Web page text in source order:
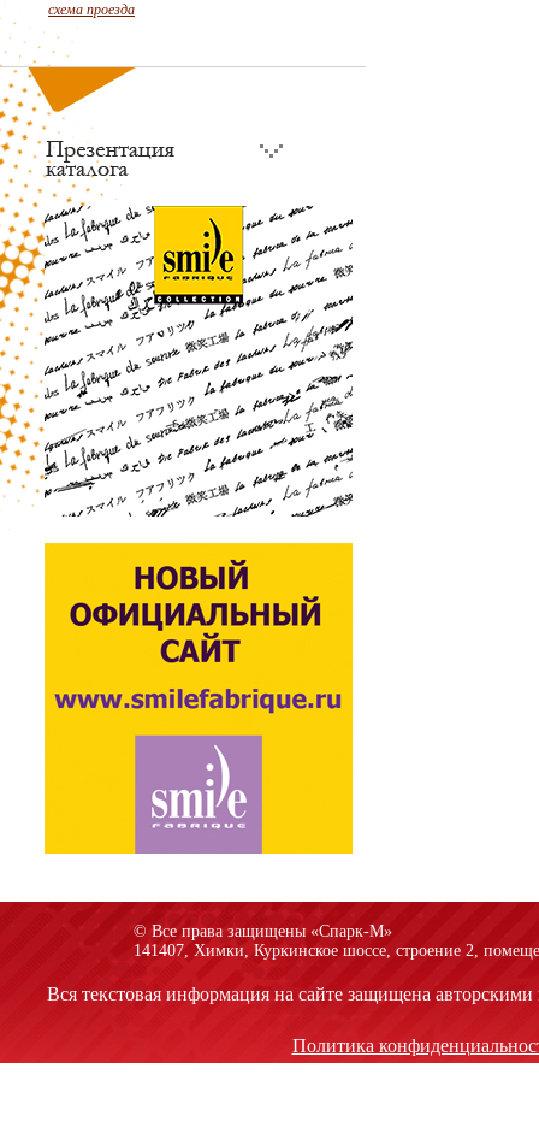
схема проезда
© Все права защищены «Спарк-M»
141407, Химки, Куркинское шоссе, строение 2,
Вся текстовая информация на сайте защищена
Политика